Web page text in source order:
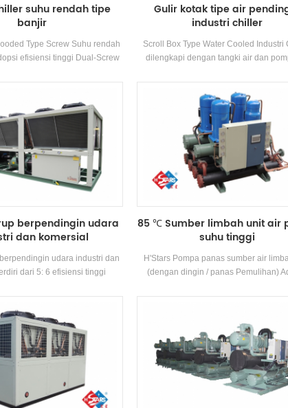
suhu rendah tipe
banjir
Type Screw Suhu rendah
efisiensi tinggi Dual-Screw
Tinggi Evaporator Jenis
berdasarkan Thermal
Unit ini memiliki 39
standar Spesifikasi.
Gulir kotak tipe air
industri chiller
Scroll Box Type Water Cooled Industri
dilengkapi dengan tangki air dan
pendinginan, dengan kompresor merek
dan kontrol elektronik Komponen. Itu
dengan efisiensi tinggi Shell-and-
kondensor dan evaporator.
berpendingin udara
dan komersial
udara industri dan
dari 5: 6 efisiensi tinggi
dan dilengkapi dengan nama
Listrik Komponen, yang dapat
luas di berbagai industri
85 ℃ Sumber limbah unit air
suhu tinggi
H'Stars Pompa panas sumber air
(dengan dingin / panas Pemulihan)
diproduksi untuk pemandian, kolam air
mengekstraksi panas dari limbah
menghemat energi dan
lingkungan.energy Menyimpan adalah
50% Dibandingkan dengan metode
konvensional, yang dapat sangat
operasi biaya.